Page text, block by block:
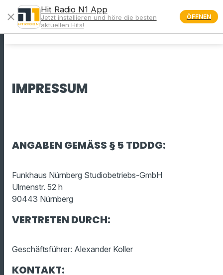
menu
IMPRESSUM
ANGABEN GEMÄSS § 5 TDDDG:
Funkhaus Nürnberg Studiobetriebs-GmbH
Ulmenstr. 52 h
90443 Nürnberg
VERTRETEN DURCH:
Geschäftsführer: Alexander Koller
KONTAKT:
close
Hit Radio N1 App
Jetzt installieren und höre die besten
aktuellen Hits!
ÖFFNEN